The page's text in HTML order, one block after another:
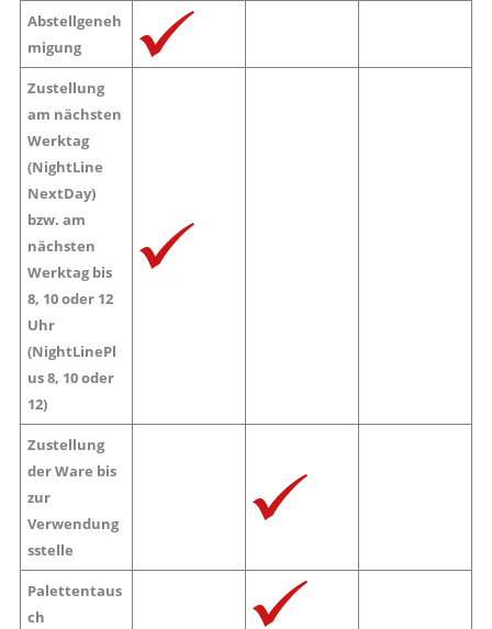
Abstellgeneh
migung
Zustellung
am nächsten
Werktag
(NightLine
NextDay)
bzw. am
nächsten
Werktag bis
8, 10 oder 12
Uhr
(NightLinePl
us 8, 10 oder
12)
Zustellung
der Ware bis
zur
Verwendung
sstelle
Palettentaus
ch